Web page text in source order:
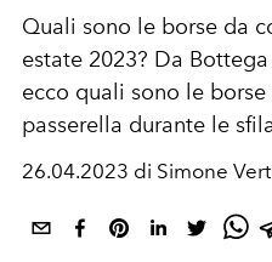
Quali sono le borse da
estate 2023? Da
ecco quali sono le
passerella durante le
26.04.2023 di Simone